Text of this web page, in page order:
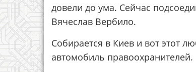
довели до ума. Сейчас
Вячеслав Вербило.
Собирается в Киев и вот этот
автомобиль правоохранителей.